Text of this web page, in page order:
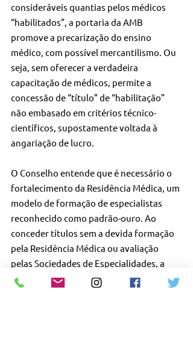
consideráveis quantias pelos médicos
“habilitados”, a portaria da AMB
promove a precarização do ensino
médico, com possível mercantilismo. Ou
seja, sem oferecer a verdadeira
capacitação de médicos, permite a
concessão de “título” de “habilitação”
não embasado em critérios técnico-
científicos, supostamente voltada à
angariação de lucro.
O Conselho entende que é necessário o
fortalecimento da Residência Médica, um
modelo de formação de especialistas
reconhecido como padrão-ouro. Ao
conceder títulos sem a devida formação
pela Residência Médica ou avaliação
pelas Sociedades de Especialidades, a
AMB atinge a qualidade da Medicina